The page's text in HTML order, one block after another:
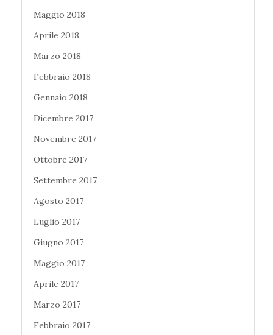
Maggio 2018
Aprile 2018
Marzo 2018
Febbraio 2018
Gennaio 2018
Dicembre 2017
Novembre 2017
Ottobre 2017
Settembre 2017
Agosto 2017
Luglio 2017
Giugno 2017
Maggio 2017
Aprile 2017
Marzo 2017
Febbraio 2017